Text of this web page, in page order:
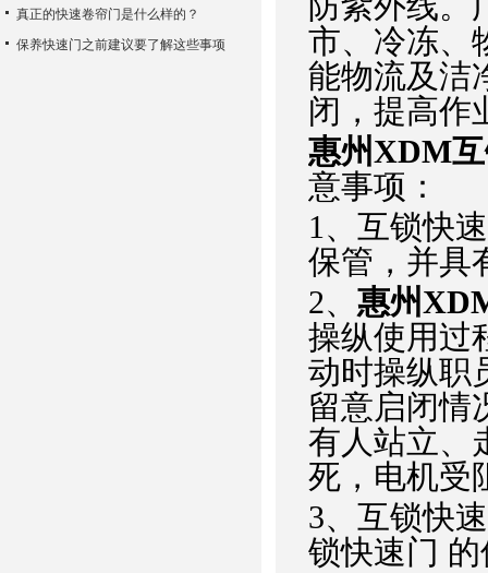
市、冷冻、
能物流及洁
闭，提高作
惠州XDM
意事项：
1、互锁快
保管，并具
2、 惠州
操纵使用过
动时操纵职
留意启闭情
有人站立、
死，电机受
3、互锁快
锁快速门
真正的快速卷帘门是什么样的？
保养快速门之前建议要了解这些事项